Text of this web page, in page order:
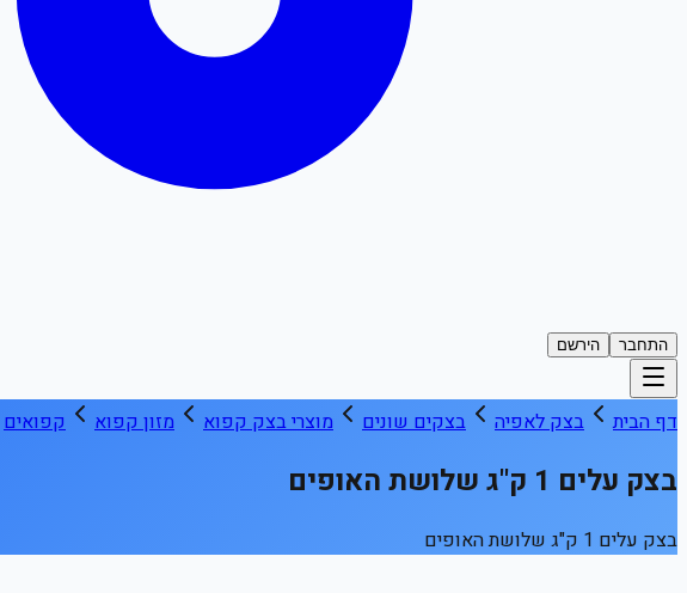
התחבר הירשם
דף הבית בצק לאפיה בצקים שונים מוצרי בצק קפוא מזון קפוא קפואים
בצק עלים 1 ק"ג שלושת האופים
בצק עלים 1 ק"ג שלושת האופים